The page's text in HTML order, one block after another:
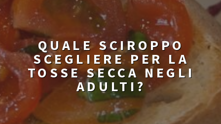
QUALE SCIROPPO
SCEGLIERE PER LA
TOSSE SECCA NEGLI
ADULTI?